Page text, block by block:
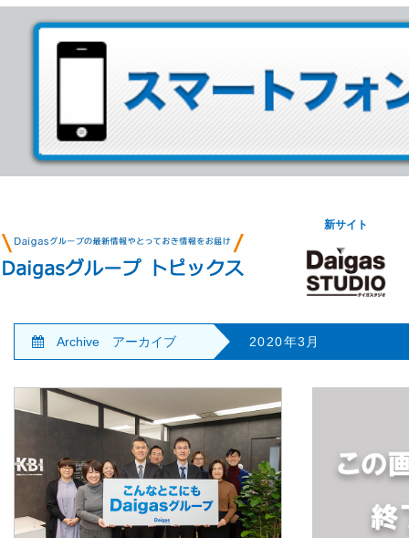
新サイト
Archive アーカイブ 2020年3月